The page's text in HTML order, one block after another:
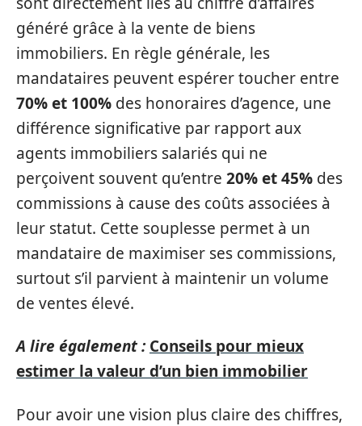
généré grâce à la vente de biens
immobiliers. En règle générale, les
mandataires peuvent espérer toucher entre
70% et 100% des honoraires d’agence, une
différence significative par rapport aux
agents immobiliers salariés qui ne
perçoivent souvent qu’entre 20% et 45% des
commissions à cause des coûts associées à
leur statut. Cette souplesse permet à un
mandataire de maximiser ses commissions,
surtout s’il parvient à maintenir un volume
de ventes élevé.
A lire également : Conseils pour mieux
estimer la valeur d’un bien immobilier
Pour avoir une vision plus claire des chiffres,